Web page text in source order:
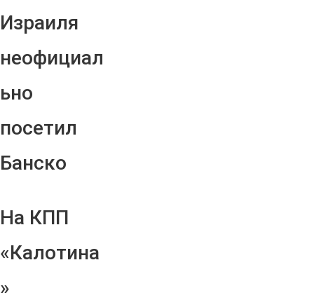
Израиля
неофициал
ьно
посетил
Банско
На КПП
«Калотина
»